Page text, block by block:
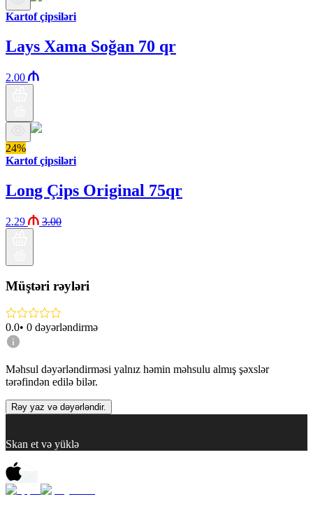
Kartof çipsiləri
Lays Xama Soğan 70 qr
2.00
24%
Kartof çipsiləri
Long Çips Original 75qr
2.29 3.00
Müştəri rəyləri
0.0• 0 dəyərləndirmə
Məhsul dəyərləndirməsi yalnız həmin məhsulu almış şəxslər
tərəfindən edilə bilər.
Rəy yaz və dəyərləndir.
Skan et və yüklə